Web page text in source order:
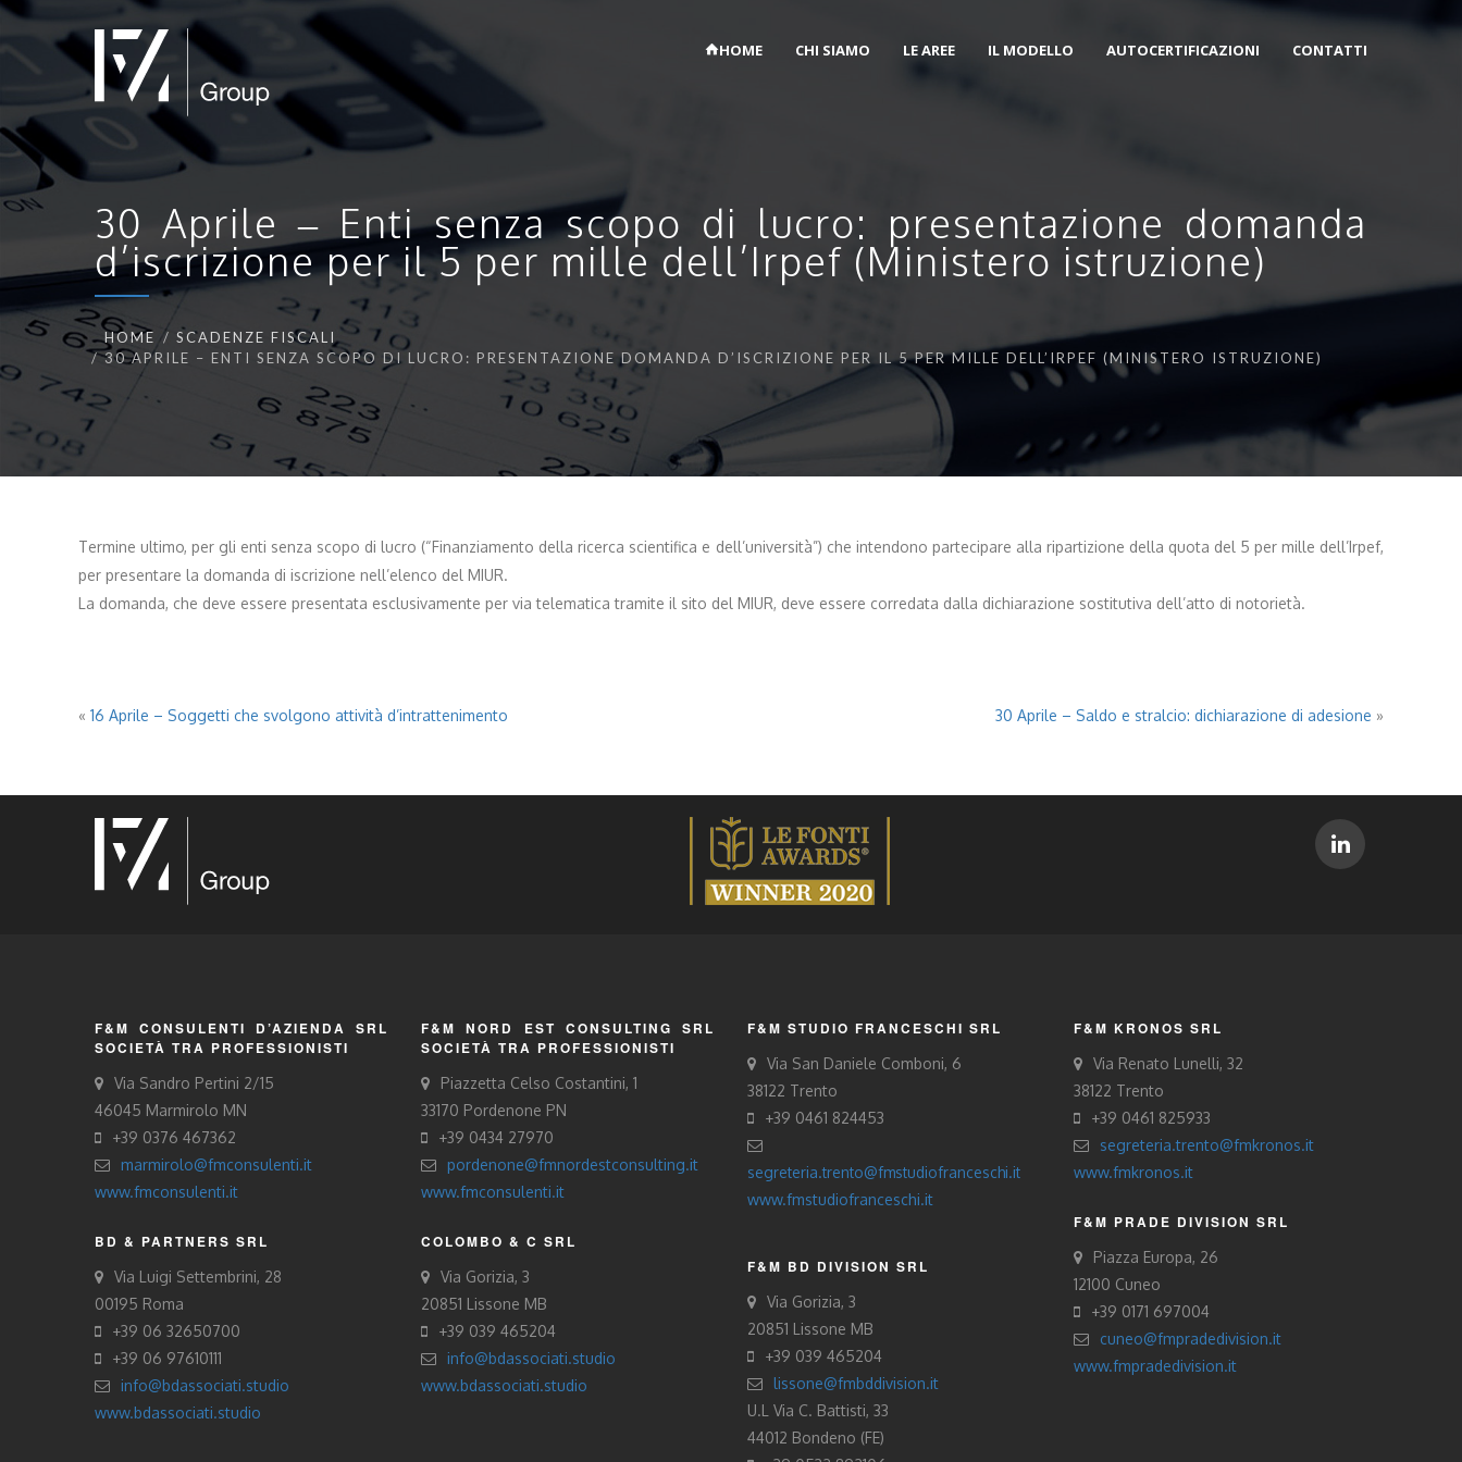
HOME CHI SIAMO LE AREE IL MODELLO AUTOCERTIFICAZIONI CONTATTI
30 Aprile – Enti senza scopo di lucro: presentazione domanda
d’iscrizione per il 5 per mille dell’Irpef (Ministero istruzione)
HOME
SCADENZE FISCALI
30 APRILE – ENTI SENZA SCOPO DI LUCRO: PRESENTAZIONE DOMANDA D’ISCRIZIONE PER IL 5 PER MILLE DELL’IRPEF (MINISTERO ISTRUZIONE)
Termine ultimo, per gli enti senza scopo di lucro (“Finanziamento della ricerca scientifica e dell’università”) che intendono partecipare alla ripartizione della quota del 5 per mille dell’Irpef,
per presentare la domanda di iscrizione nell’elenco del MIUR.
La domanda, che deve essere presentata esclusivamente per via telematica tramite il sito del MIUR, deve essere corredata dalla dichiarazione sostitutiva dell’atto di notorietà.
« 16 Aprile – Soggetti che svolgono attività d’intrattenimento 30 Aprile – Saldo e stralcio: dichiarazione di adesione »
F&M CONSULENTI D’AZIENDA SRL
SOCIETÀ TRA PROFESSIONISTI
Via Sandro Pertini 2/15
46045 Marmirolo MN
+39 0376 467362
marmirolo@fmconsulenti.it
www.fmconsulenti.it
BD & PARTNERS SRL
Via Luigi Settembrini, 28
00195 Roma
+39 06 32650700
+39 06 97610111
info@bdassociati.studio
www.bdassociati.studio
F&M NORD EST CONSULTING SRL
SOCIETÀ TRA PROFESSIONISTI
Piazzetta Celso Costantini, 1
33170 Pordenone PN
+39 0434 27970
pordenone@fmnordestconsulting.it
www.fmconsulenti.it
COLOMBO & C SRL
Via Gorizia, 3
20851 Lissone MB
+39 039 465204
info@bdassociati.studio
www.bdassociati.studio
F&M STUDIO FRANCESCHI SRL
Via San Daniele Comboni, 6
38122 Trento
+39 0461 824453
segreteria.trento@fmstudiofranceschi.it
www.fmstudiofranceschi.it
F&M BD DIVISION SRL
Via Gorizia, 3
20851 Lissone MB
+39 039 465204
lissone@fmbddivision.it
U.L Via C. Battisti, 33
44012 Bondeno (FE)
F&M KRONOS SRL
Via Renato Lunelli, 32
38122 Trento
+39 0461 825933
segreteria.trento@fmkronos.it
www.fmkronos.it
F&M PRADE DIVISION SRL
Piazza Europa, 26
12100 Cuneo
+39 0171 697004
cuneo@fmpradedivision.it
www.fmpradedivision.it